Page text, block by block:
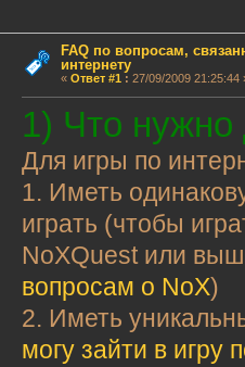
FAQ по вопросам,
интернету
« Ответ #1 : 27/09/2009 21:25:44
1) Что нужно
Для игры по
1. Иметь
играть (чтобы
NoXQuest или
вопросам о NoX)
2. Иметь
могу зайти в